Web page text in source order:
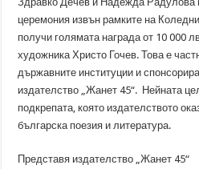
церемония извън рамките на
получи голямата награда от 10 000
художника Христо Гочев. Това е
държавните институции и
издателство „Жанет 45“. Нейната
подкрепата, която издателството
българска поезия и литература.
Представя издателство „Жанет 45“